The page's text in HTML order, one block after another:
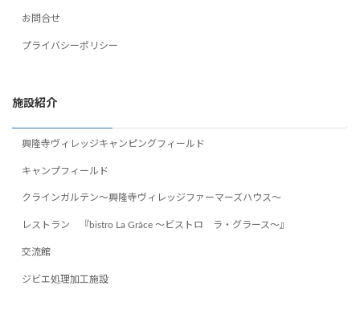
お問合せ
プライバシーポリシー
施設紹介
興隆寺ヴィレッジキャンピングフィールド
キャンプフィールド
クラインガルテン～興隆寺ヴィレッジファーマーズハウス～
レストラン 『bistro La Grâce ～ビストロ ラ・グラース～』
交流館
ジビエ処理加工施設